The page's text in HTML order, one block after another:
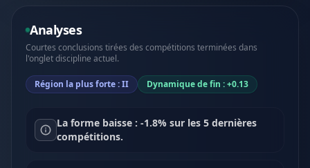
Analyses
Courtes conclusions tirées des compétitions terminées dans
l'onglet discipline actuel.
Région la plus forte : II Dynamique de fin : +0.13
La forme baisse : -1.8% sur les 5 dernières
compétitions.